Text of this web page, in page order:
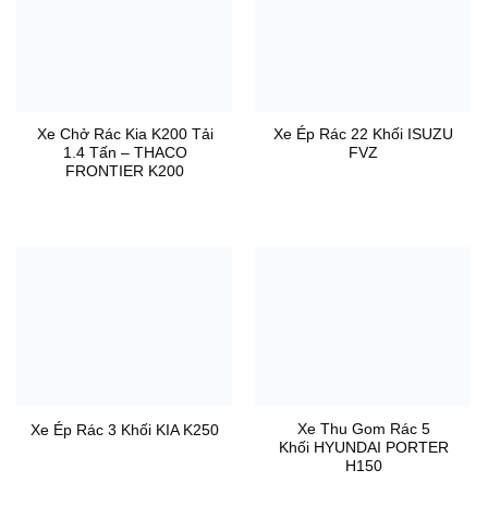
Xe Chở Rác Kia K200 Tải
1.4 Tấn – THACO
FRONTIER K200
Xe Ép Rác 22 Khối ISUZU
FVZ
Xe Ép Rác 3 Khối KIA K250
Xe Thu Gom Rác 5
Khối HYUNDAI PORTER
H150